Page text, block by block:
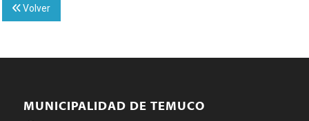
Volver
MUNICIPALIDAD DE TEMUCO